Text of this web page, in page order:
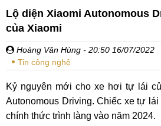
Lộ diện Xiaomi Autonomous
của Xiaomi
Hoàng Văn Hùng - 20:50 16/07/2022
Tin công nghệ
Kỷ nguyên mới cho xe hơi tự lái
Autonomous Driving. Chiếc xe tự
chính thức trình làng vào năm 2024.